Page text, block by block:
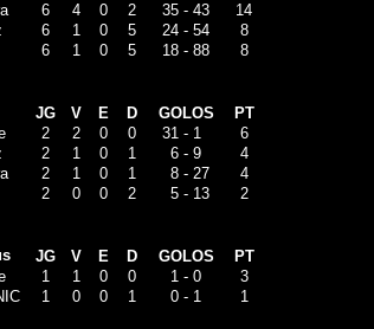
6 4 0 2 35 - 43
14
6 1 0 5 24 - 54
8
6 1 0 5 18 - 88 8
JG V E D GOLOS
PT
2 2 0 0 31 - 1
6
2 1 0 1 6 - 9
4
2 1 0 1 8 - 27
4
2 0 0 2 5 - 13 2
JG V E D GOLOS
PT
1 1 0 0 1 - 0
3
1 0 0 1 0 - 1 1